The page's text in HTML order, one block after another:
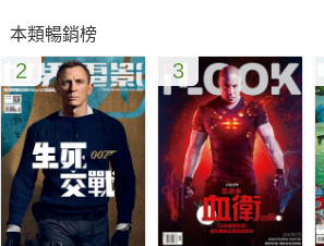
程師團隊，有作活動與公關行銷的專才，也
音室設備，除了少了作曲家和演奏家外，
所有專才，我們這裡都包了。」《MUZIK古
同時也是希幔數位（MUZIK Creative
著說。
從七年前開始發行古典音樂雜誌，MUZIK的
本類暢銷榜
2 3